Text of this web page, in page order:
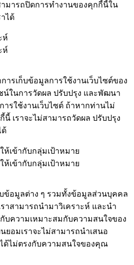
มารถปิดการทำงานของคุกกี้นี้ใน
ได้
ห์
ห์
ารเก็บข้อมูลการใช้งานเว็บไซต์ของ
น์ในการวัดผล ปรับปรุง และพัฒนา
รใช้งานเว็บไซต์ ถ้าหากท่านไม่
นี้ เราจะไม่สามารถวัดผล ปรับปรุง
ด้
ห้เข้ากับกลุ่มเป้าหมาย
ห้เข้ากับกลุ่มเป้าหมาย
ข้อมูลต่าง ๆ รวมทั้งข้อมูลส่วนบุคคล
าสามารถนำมาวิเคราะห์ และนำ
กับความเหมาะสมกับความสนใจของ
อมเราจะไม่สามารถนำเสนอ
ด้ไม่ตรงกับความสนใจของคุณ